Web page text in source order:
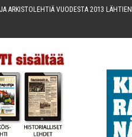
ARKIS­TO­LEH­TIÄ VUO­DES­TA 2013 LÄHTIEN